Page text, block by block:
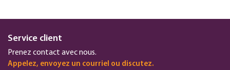
Service client
Prenez contact avec nous.
Appelez, envoyez un courriel ou discutez.